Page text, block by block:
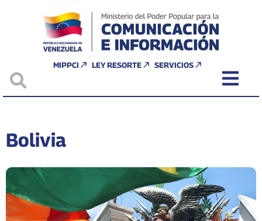
MIPPCI LEY RESORTE SERVICIOS
Bolivia